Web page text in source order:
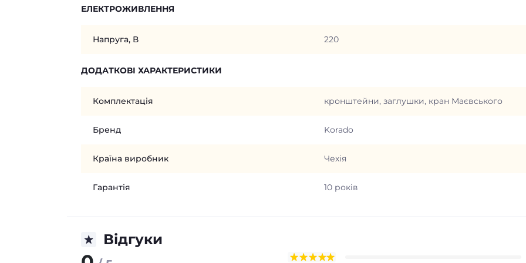
ЕЛЕКТРОЖИВЛЕННЯ
Напруга, В 220
ДОДАТКОВІ ХАРАКТЕРИСТИКИ
Комплектація кронштейни, заглушки, кран Маєвського
Бренд Korado
Країна виробник Чехія
Гарантія 10 років
Відгуки